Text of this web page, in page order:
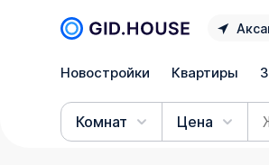
Новостройки Квартиры
Комнат Цена